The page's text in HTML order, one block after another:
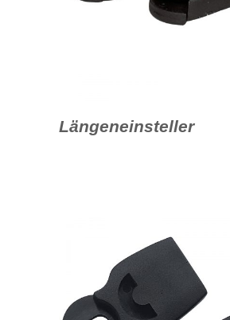
Längeneinsteller